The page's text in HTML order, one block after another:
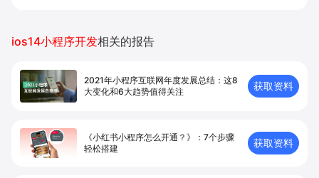
ios14小程序开发相关的报告
2021年小程序互联网年度发展总结：这8
大变化和6大趋势值得关注
获取资料
《小红书小程序怎么开通？》：7个步骤
轻松搭建
获取资料